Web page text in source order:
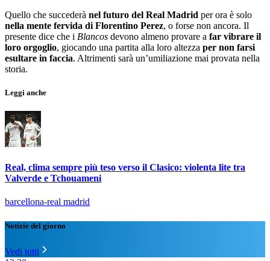
Quello che succederà nel futuro del Real Madrid per ora è solo
nella mente fervida di Florentino Perez, o forse non ancora. Il
presente dice che i Blancos devono almeno provare a far vibrare il
loro orgoglio, giocando una partita alla loro altezza per non farsi
esultare in faccia. Altrimenti sarà un’umiliazione mai provata nella
storia.
Leggi anche
Real, clima sempre più teso verso il Clasico: violenta lite tra
Valverde e Tchouameni
barcellona-real madrid
Notizie del giorno
Vedi tutti